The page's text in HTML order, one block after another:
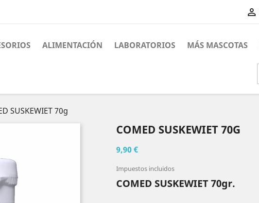

ALIMENTACIÓN LABORATORIOS MÁS MASCOTAS
SUSKEWIET 70g
COMED SUSKEWIET 70G
9,90 €
Impuestos incluidos
COMED SUSKEWIET 70gr.